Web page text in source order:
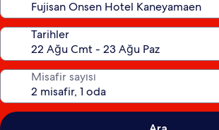
Tarihler
Misafir sayısı